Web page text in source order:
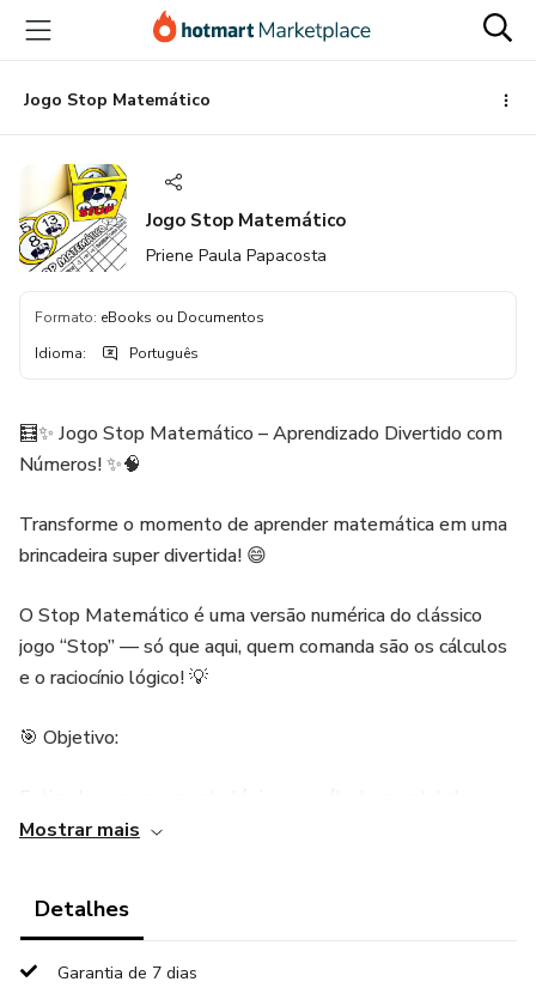
para
conteúdo
principal
para
pagamento
para
rodapé
Jogo Stop Matemático
Jogo Stop Matemático
Priene Paula Papacosta
Formato: eBooks ou Documentos
Idioma: Português
🧮✨ Jogo Stop Matemático – Aprendizado Divertido com
Números! ✨🧠
Transforme o momento de aprender matemática em uma
brincadeira super divertida! 😄
O Stop Matemático é uma versão numérica do clássico
jogo “Stop” — só que aqui, quem comanda são os cálculos
e o raciocínio lógico! 💡
🎯 Objetivo:
forma prazerosa, ajudando os alunos a:
multiplicação;
🔢 Trabalhar com antecessor e sucessor;
Mostrar mais
Detalhes
Garantia de 7 dias